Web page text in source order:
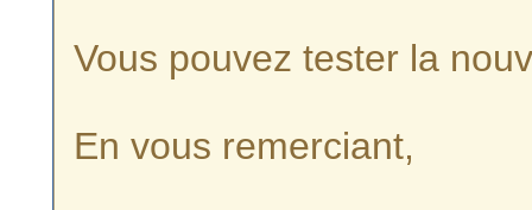
Vous pouvez tester la
En vous remerciant,